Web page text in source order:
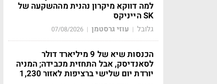
למה דווקא מיקרון נהנית מההשקעה של
SK הייניקס
גלובל | עוזי גרסטמן |
07/08/2026
הכנסות שיא של 9 מיליארד דולר
לסאנדיסק, אבל התחזית מכבידה; המניה
יורדת יום שלישי ברציפות לאזור 1,230